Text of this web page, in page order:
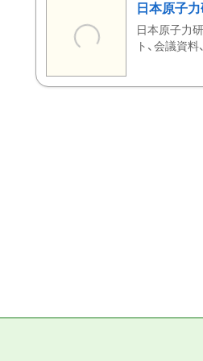
日本原子
日本原子力
ト、会議資